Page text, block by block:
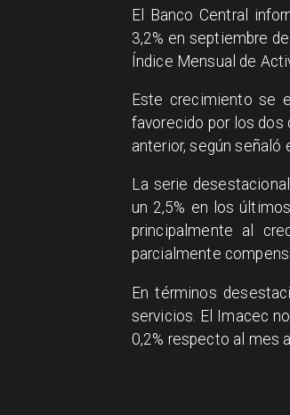
El Banco Central
3,2% en septiembre
Índice Mensual de
Este crecimiento se
favorecido por los dos
anterior, según señaló
La serie
un 2,5% en los
principalmente al
parcialmente
En términos
servicios. El Imacec
0,2% respecto al mes